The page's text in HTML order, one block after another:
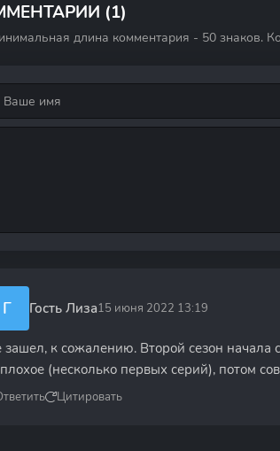
(1)
длина комментария - 50 знаков.
Г Гость Лиза15 июня 2022 13:19
зашел, к сожалению. Второй сезон начала
(несколько первых серий), потом
Цитировать